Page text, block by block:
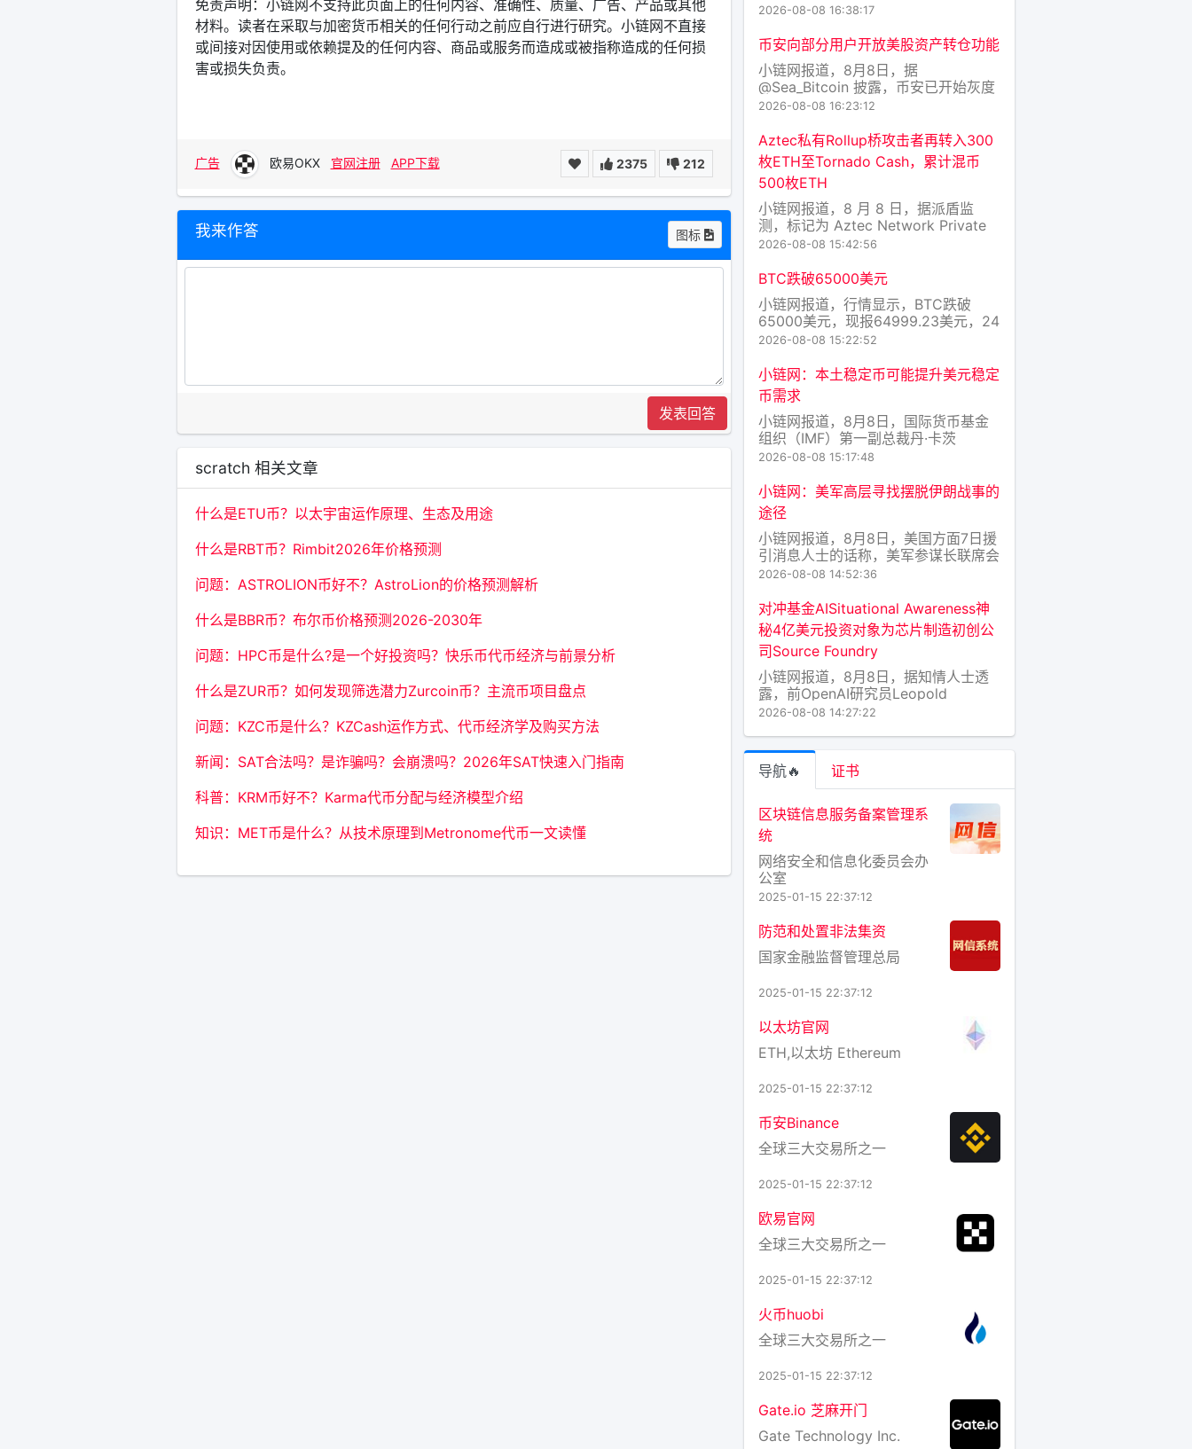
免责声明：小链网不支持此页面上的任何内容、准确性、质量、广告、产品或其他
材料。读者在采取与加密货币相关的任何行动之前应自行进行研究。小链网不直接
或间接对因使用或依赖提及的任何内容、商品或服务而造成或被指称造成的任何损
害或损失负责。
2375 212
广告 欧易OKX 官网注册 APP下载
我来作答 图标
发表回答
scratch 相关文章
什么是ETU币？以太宇宙运作原理、生态及用途
什么是RBT币？Rimbit2026年价格预测
问题：ASTROLION币好不？AstroLion的价格预测解析
什么是BBR币？布尔币价格预测2026-2030年
问题：HPC币是什么?是一个好投资吗？快乐币代币经济与前景分析
什么是ZUR币？如何发现筛选潜力Zurcoin币？主流币项目盘点
问题：KZC币是什么？KZCash运作方式、代币经济学及购买方法
新闻：SAT合法吗？是诈骗吗？会崩溃吗？2026年SAT快速入门指南
科普：KRM币好不？Karma代币分配与经济模型介绍
知识：MET币是什么？从技术原理到Metronome代币一文读懂
构提供资金至12月11日，此举旨在避免
邦政府停摆。另据福克斯新闻报道，本
议员达琳·格雷厄姆（共和党-南卡罗来
纳州）投
2026-08-08 16:38:17
币安向部分用户开放美股资产转仓功能
小链网报道，8月8日，据
@Sea_Bitcoin 披露，币安已开始灰度
开放美股资产转仓功能，部分用户可将
可将币安账户内的美股资产转至其他券
商。目前该功能尚未全面开放。
2026-08-08 16:23:12
Aztec私有Rollup桥攻击者再转入300
枚ETH至Tornado Cash，累计混币
500枚ETH
小链网报道，8 月 8 日，据派盾监
测，标记为 Aztec Network Private
Rollup Bridge 攻击者的钱包地址再次
价值约 57.2 万美元。 截至目前，该攻
2026-08-08 15:42:56
BTC跌破65000美元
小链网报道，行情显示，BTC跌破
65000美元，现报64999.23美元，24
小时涨幅达到1.01%，行情波动较大，
2026-08-08 15:22:52
小链网：本土稳定币可能提升美元稳定
币需求
小链网报道，8月8日，国际货币基金
组织（IMF）第一副总裁丹·卡茨
（DanKatz）表示，旨在降低对美元稳
用户转向美元稳定币。 卡茨指出，当
本土稳定币与美元稳定币运行在相同区
块链基础设施上时，用户可以通过去中
心化交易平台
2026-08-08 15:17:48
小链网：美军高层寻找摆脱伊朗战事的
途径
小链网报道，8月8日，美国方面7日援
引消息人士的话称，美军参谋长联席会
议主席丹·凯恩在寻找摆脱伊朗战事的
去几周，美军参谋长联席会议主席丹·
凯恩私下向特朗普的其他高级顾问明确
表示，美国需要找到一条摆脱伊朗战事
的途径，因为摆在
2026-08-08 14:52:36
对冲基金AISituational Awareness神
秘4亿美元投资对象为芯片制造初创公
司Source Foundry
小链网报道，8月8日，据知情人士透
露，前OpenAI研究员Leopold
Aschenbrenner管理的对冲基金
象是芯片制造初创公司Source
Foundry。此前
2026-08-08 14:27:22
导航🔥 证书
区块链信息服务备案管理系
统
网络安全和信息化委员会办
公室
2025-01-15 22:37:12
防范和处置非法集资
国家金融监督管理总局
2025-01-15 22:37:12
以太坊官网
ETH,以太坊 Ethereum
2025-01-15 22:37:12
币安Binance
全球三大交易所之一
2025-01-15 22:37:12
欧易官网
全球三大交易所之一
2025-01-15 22:37:12
火币huobi
全球三大交易所之一
2025-01-15 22:37:12
Gate.io 芝麻开门
Gate Technology Inc.